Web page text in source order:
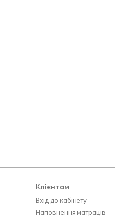
Клієнтам
Вхід до кабінету
Наповнення матраців